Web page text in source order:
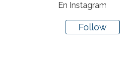
En Instagram
Follow